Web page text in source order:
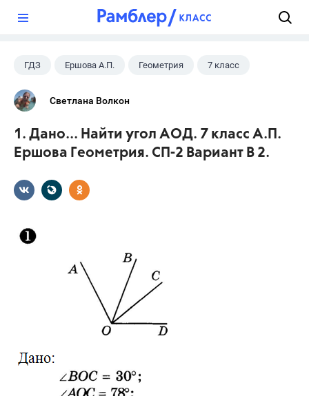
ГДЗ Ершова А.П. Геометрия 7 класс
Светлана Волкон
1. Дано... Найти угол АОД. 7 класс А.П.
Ершова Геометрия. СП-2 Вариант В 2.